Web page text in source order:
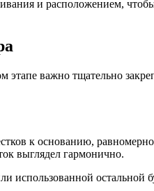
и расположением,
важно тщательно
к основанию, равномерно
выглядел гармонично.
использованной